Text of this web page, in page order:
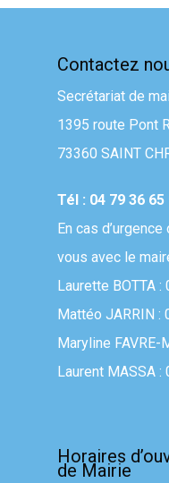
Contactez
Secrétariat de
1395 route Pont
73360 SAINT
Tél : 04 79 36 65
En cas
vous avec le
Laurette BOTTA
Mattéo JARRIN :
Maryline
Laurent MASSA
Horaires
de Mairie